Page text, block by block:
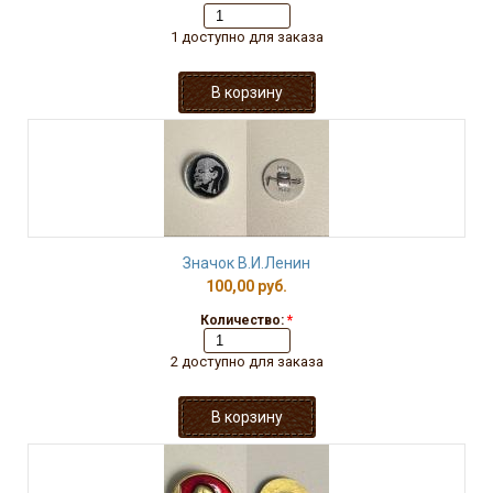
1 доступно для заказа
Значок В.И.Ленин
100,00 руб.
Количество: *
2 доступно для заказа